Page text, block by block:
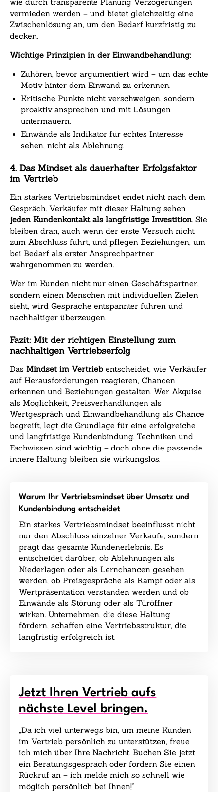
wie durch transparente Planung Verzögerungen
vermieden werden – und bietet gleichzeitig eine
Zwischenlösung an, um den Bedarf kurzfristig zu
decken.
Wichtige Prinzipien in der Einwandbehandlung:
Zuhören, bevor argumentiert wird – um das echte
Motiv hinter dem Einwand zu erkennen.
Kritische Punkte nicht verschweigen, sondern
proaktiv ansprechen und mit Lösungen
untermauern.
Einwände als Indikator für echtes Interesse
sehen, nicht als Ablehnung.
4. Das Mindset als dauerhafter Erfolgsfaktor
im Vertrieb
Ein starkes Vertriebsmindset endet nicht nach dem
Gespräch. Verkäufer mit dieser Haltung sehen
jeden Kundenkontakt als langfristige Investition. Sie
bleiben dran, auch wenn der erste Versuch nicht
zum Abschluss führt, und pflegen Beziehungen, um
bei Bedarf als erster Ansprechpartner
wahrgenommen zu werden.
Wer im Kunden nicht nur einen Geschäftspartner,
sondern einen Menschen mit individuellen Zielen
sieht, wird Gespräche entspannter führen und
nachhaltiger überzeugen.
Fazit: Mit der richtigen Einstellung zum
nachhaltigen Vertriebserfolg
Das Mindset im Vertriebentscheidet, wie Verkäufer
auf Herausforderungen reagieren, Chancen
erkennen und Beziehungen gestalten. Wer Akquise
als Möglichkeit, Preisverhandlungen als
Wertgespräch und Einwandbehandlung als Chance
begreift, legt die Grundlage für eine erfolgreiche
und langfristige Kundenbindung. Techniken und
Fachwissen sind wichtig – doch ohne die passende
innere Haltung bleiben sie wirkungslos.
Warum Ihr Vertriebsmindset über Umsatz und
Kundenbindung entscheidet
Ein starkes Vertriebsmindset beeinflusst nicht
nur den Abschluss einzelner Verkäufe, sondern
prägt das gesamte Kundenerlebnis. Es
entscheidet darüber, ob Ablehnungen als
Niederlagen oder als Lernchancen gesehen
werden, ob Preisgespräche als Kampf oder als
Wertpräsentation verstanden werden und ob
Einwände als Störung oder als Türöffner
wirken. Unternehmen, die diese Haltung
fördern, schaffen eine Vertriebsstruktur, die
langfristig erfolgreich ist.
Jetzt Ihren Vertrieb aufs
nächste Level bringen.
„Da ich viel unterwegs bin, um meine Kunden
im Vertrieb persönlich zu unterstützen, freue
ich mich über Ihre Nachricht. Buchen Sie jetzt
ein Beratungsgespräch oder fordern Sie einen
Rückruf an – ich melde mich so schnell wie
möglich persönlich bei Ihnen!“